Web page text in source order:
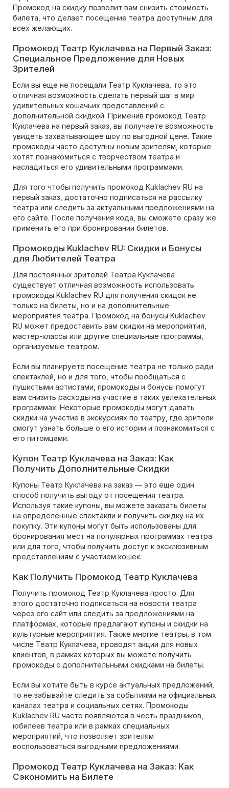
Промокод на скидку позволит вам снизить стоимость
билета, что делает посещение театра доступным для
всех желающих.
Промокод Театр Куклачева на Первый Заказ:
Специальное Предложение для Новых
Зрителей
Если вы еще не посещали Театр Куклачева, то это
отличная возможность сделать первый шаг в мир
удивительных кошачьих представлений с
дополнительной скидкой. Применив промокод Театр
Куклачева на первый заказ, вы получаете возможность
увидеть захватывающее шоу по выгодной цене. Такие
промокоды часто доступны новым зрителям, которые
хотят познакомиться с творчеством театра и
насладиться его удивительными программами.
Для того чтобы получить промокод Kuklachev RU на
первый заказ, достаточно подписаться на рассылку
театра или следить за актуальными предложениями на
его сайте. После получения кода, вы сможете сразу же
применить его при бронировании билетов.
Промокоды Kuklachev RU: Скидки и Бонусы
для Любителей Театра
Для постоянных зрителей Театра Куклачева
существует отличная возможность использовать
промокоды Kuklachev RU для получения скидок не
только на билеты, но и на дополнительные
мероприятия театра. Промокод на бонусы Kuklachev
RU может предоставить вам скидки на мероприятия,
мастер-классы или другие специальные программы,
организуемые театром.
Если вы планируете посещение театра не только ради
спектаклей, но и для того, чтобы пообщаться с
пушистыми артистами, промокоды и бонусы помогут
вам снизить расходы на участие в таких увлекательных
программах. Некоторые промокоды могут давать
скидки на участие в экскурсиях по театру, где зрители
смогут узнать больше о его истории и познакомиться с
его питомцами.
Купон Театр Куклачева на Заказ: Как
Получить Дополнительные Скидки
Купоны Театр Куклачева на заказ — это еще один
способ получить выгоду от посещения театра.
Используя такие купоны, вы можете заказать билеты
на определенные спектакли и получить скидку на их
покупку. Эти купоны могут быть использованы для
бронирования мест на популярных программах театра
или для того, чтобы получить доступ к эксклюзивным
представлениям с участием кошек.
Как Получить Промокод Театр Куклачева
Получить промокод Театр Куклачева просто. Для
этого достаточно подписаться на новости театра
через его сайт или следить за предложениями на
платформах, которые предлагают купоны и скидки на
культурные мероприятия. Также многие театры, в том
числе Театр Куклачева, проводят акции для новых
клиентов, в рамках которых вы можете получить
промокоды с дополнительными скидками на билеты.
Если вы хотите быть в курсе актуальных предложений,
то не забывайте следить за событиями на официальных
каналах театра и социальных сетях. Промокоды
Kuklachev RU часто появляются в честь праздников,
юбилеев театра или в рамках специальных
мероприятий, что позволяет зрителям
воспользоваться выгодными предложениями.
Промокод Театр Куклачева на Заказ: Как
Сэкономить на Билете